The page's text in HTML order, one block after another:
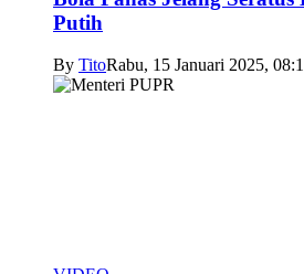
Putih
By TitoRabu, 15 Januari 2025,